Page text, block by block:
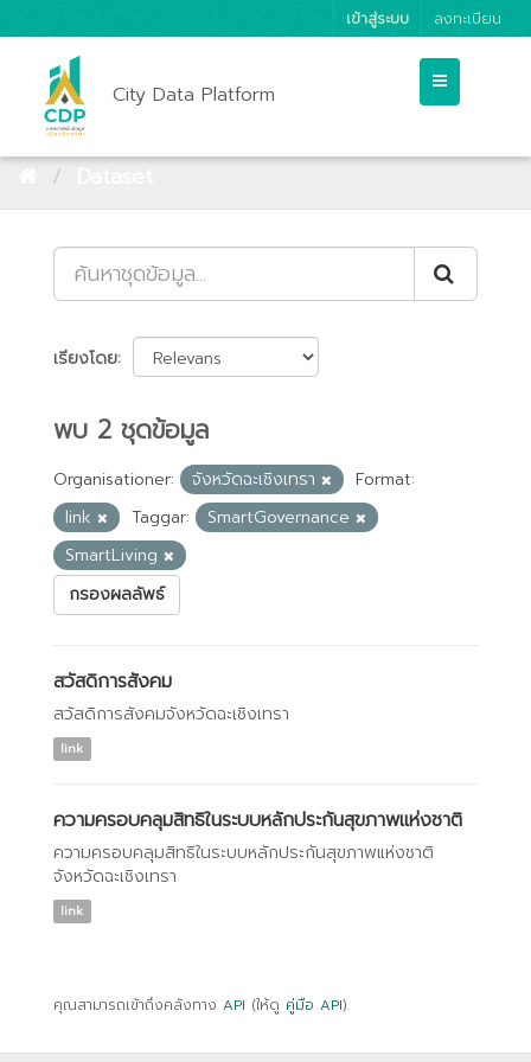
เข้าสู่ระบบ ลงทะเบียน
City Data Platform
เรียงโดย
พบ 2 ชุดข้อมูล
Organisationer: จังหวัดฉะเชิงเทรา
Format:
link
Taggar:
SmartGovernance
SmartLiving
กรองผลลัพธ์
สวัสดิการสังคม
สวัสดิการสังคมจังหวัดฉะเชิงเทรา
link
ความครอบคลุมสิทธิในระบบหลักประกันสุขภาพแห่งชาติ
ความครอบคลุมสิทธิในระบบหลักประกันสุขภาพแห่งชาติ
จังหวัดฉะเชิงเทรา
link
คุณสามารถเข้าถึงคลังทาง API (ให้ดู คู่มือ API).